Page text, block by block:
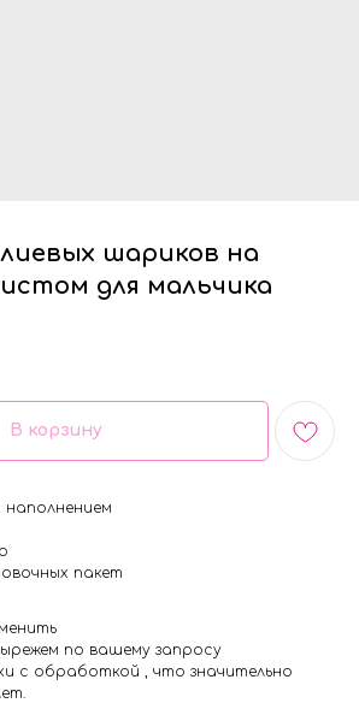
шариков на
для мальчика
В корзину
пакет
по вашему запросу
с обработкой , что значительно